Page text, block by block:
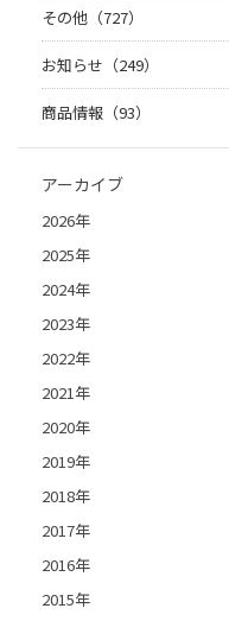
その他（727）
お知らせ（249）
商品情報（93）
アーカイブ
2026年
2025年
2024年
2023年
2022年
2021年
2020年
2019年
2018年
2017年
2016年
2015年